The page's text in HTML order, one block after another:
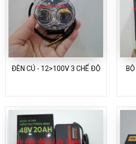
ĐÈN CÚ - 12>100V 3 CHẾ ĐỘ